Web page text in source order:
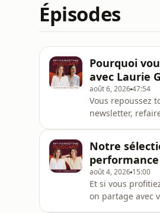
Épisodes
Pourquoi
avec Laurie
août 6, 202647:54
Vous repoussez
newsletter,
partage sa visio
Notre
performance
août 4, 2026 15:00
Et si vous
on partage avec